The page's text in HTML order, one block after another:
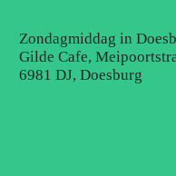
Zondagmiddag in
Gilde Cafe,
6981 DJ, Doesburg